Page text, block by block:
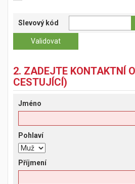
Slevový kód
2. ZADEJTE KONTAKTNÍ
CESTUJÍCÍ)
Jméno
Pohlaví
Příjmení